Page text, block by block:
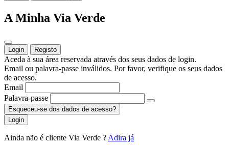
A Minha Via Verde
Login Registo
Aceda à sua área reservada através dos seus dados de login.
Email ou palavra-passe inválidos. Por favor, verifique os seus dados
de acesso.
Email
Palavra-passe
Esqueceu-se dos dados de acesso?
Login
Ainda não é cliente Via Verde ? Adira já